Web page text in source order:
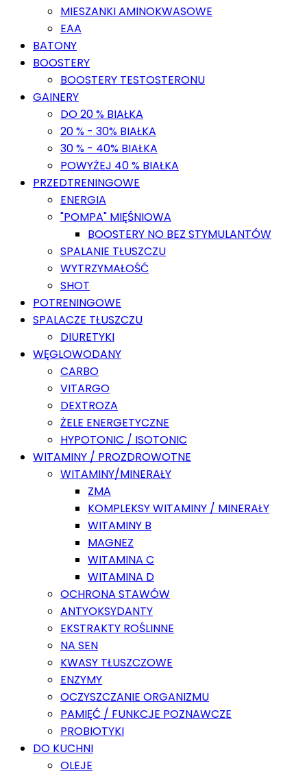
MIESZANKI AMINOKWASOWE
EAA
BATONY
BOOSTERY
BOOSTERY TESTOSTERONU
GAINERY
DO 20 % BIAŁKA
20 % - 30% BIAŁKA
30 % - 40% BIAŁKA
POWYŻEJ 40 % BIAŁKA
PRZEDTRENINGOWE
ENERGIA
"POMPA" MIĘŚNIOWA
BOOSTERY NO BEZ STYMULANTÓW
SPALANIE TŁUSZCZU
WYTRZYMAŁOŚĆ
SHOT
POTRENINGOWE
SPALACZE TŁUSZCZU
DIURETYKI
WĘGLOWODANY
CARBO
VITARGO
DEXTROZA
ŻELE ENERGETYCZNE
HYPOTONIC / ISOTONIC
WITAMINY / PROZDROWOTNE
WITAMINY/MINERAŁY
ZMA
KOMPLEKSY WITAMINY / MINERAŁY
WITAMINY B
MAGNEZ
WITAMINA C
WITAMINA D
OCHRONA STAWÓW
ANTYOKSYDANTY
EKSTRAKTY ROŚLINNE
NA SEN
KWASY TŁUSZCZOWE
ENZYMY
OCZYSZCZANIE ORGANIZMU
PAMIĘĆ / FUNKCJE POZNAWCZE
PROBIOTYKI
DO KUCHNI
OLEJE